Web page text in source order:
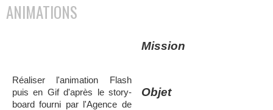
ANIMATIONS
Mission
Réaliser l'animation Flash
puis en Gif d'après le story-
board fourni par l'Agence de
Objet